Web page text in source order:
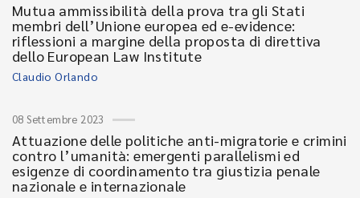
Mutua ammissibilità della prova tra gli Stati
membri dell’Unione europea ed e-evidence:
riflessioni a margine della proposta di direttiva
dello European Law Institute
Claudio Orlando
08 Settembre 2023
Attuazione delle politiche anti-migratorie e crimini
contro l’umanità: emergenti parallelismi ed
esigenze di coordinamento tra giustizia penale
nazionale e internazionale